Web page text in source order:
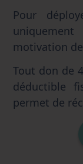
Pour
motivation
Tout don de
déductible
permet de